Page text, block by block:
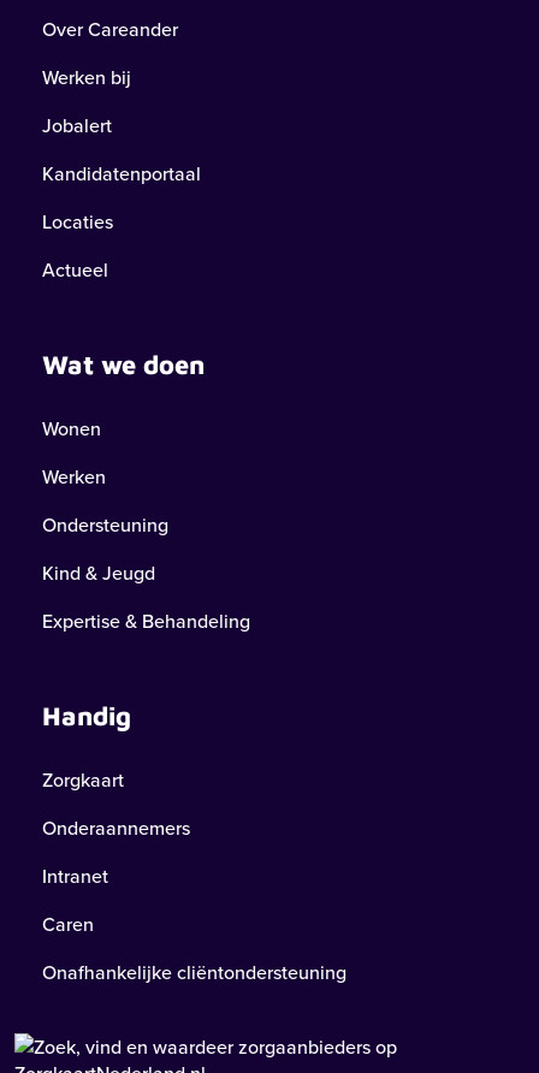
Over Careander
Werken bij
Jobalert
Kandidatenportaal
Locaties
Actueel
Wat we doen
Wonen
Werken
Ondersteuning
Kind & Jeugd
Expertise & Behandeling
Handig
Zorgkaart
Onderaannemers
Intranet
Caren
Onafhankelijke cliëntondersteuning